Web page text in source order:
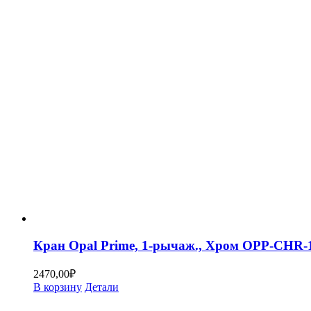
Кран Opal Prime, 1-рычаж., Хром OPP-CHR-
2470,00₽
В корзину Детали